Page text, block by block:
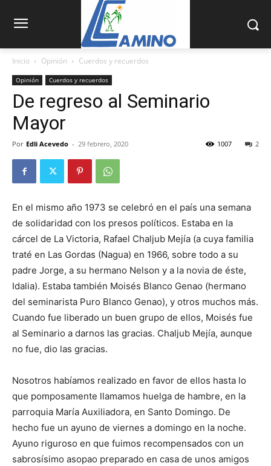
Inicio Opinión Cuerdos y recuerdos
Opinión Cuerdos y recuerdos
De regreso al Seminario
Mayor
Por Edli Acevedo - 29 febrero, 2020 2
1007
En el mismo año 1973 se celebró en el país una ­semana
de solidaridad con los presos políticos. Estaba en la
cárcel de La Victoria, Rafael Chaljub Mejía (a cuya familia
traté en Las Gordas (Nagua) en 1966, sobre todo a su
padre Jorge, a su hermano Nelson y a la novia de éste,
Idalia). Estaba también Moisés Blanco Ge­nao (hermano
del semina­rista Puro Blanco Genao), y otros muchos más.
Cuan­do fue liberado un buen gru­po de ellos, Moisés fue
al Se­minario a darnos las gracias. Chaljub Mejía, aunque
no fue, dio las gracias.
Nosotros habíamos reali­zado en favor de ellos hasta lo
que pomposamente llamamos huelga de hambre, en la
parroquia María Auxi­liadora, en Santo Domingo. De
hecho fue un ayuno de viernes a domingo en la no­che.
Ayuno riguroso en que fuimos recompensados con un
sabrosísimo asopao pre­parado en casa de unos amigos